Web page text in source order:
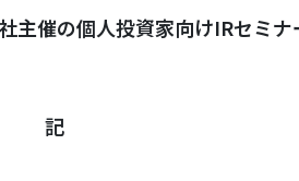
催の個人投資家向けIRセミナ
記